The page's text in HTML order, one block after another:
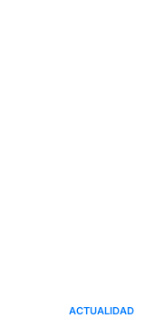
ACTUALIDAD